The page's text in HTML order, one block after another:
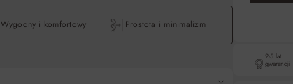
Wygodny i komfortowy Prostota i minimalizm
2-5 lat
gwarancji